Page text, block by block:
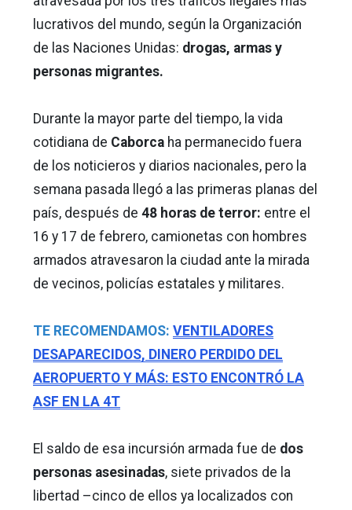
lucrativos del mundo, según la Organización
de las Naciones Unidas: drogas, armas y
personas migrantes.
Durante la mayor parte del tiempo, la vida
cotidiana de Caborca ha permanecido fuera
de los noticieros y diarios nacionales, pero la
semana pasada llegó a las primeras planas del
país, después de 48 horas de terror: entre el
16 y 17 de febrero, camionetas con hombres
armados atravesaron la ciudad ante la mirada
de vecinos, policías estatales y militares.
TE RECOMENDAMOS: VENTILADORES
DESAPARECIDOS, DINERO PERDIDO DEL
AEROPUERTO Y MÁS: ESTO ENCONTRÓ LA
ASF EN LA 4T
El saldo de esa incursión armada fue de dos
personas asesinadas, siete privados de la
libertad –cinco de ellos ya localizados con